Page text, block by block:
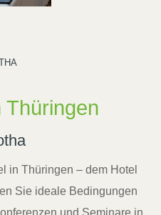
Thüringen
in Thüringen – dem Hotel
Sie ideale Bedingungen
und Seminare in